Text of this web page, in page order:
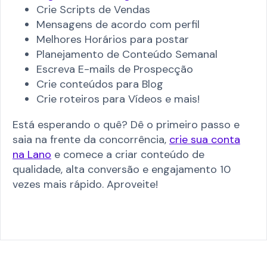
Crie Scripts de Vendas
Mensagens de acordo com perfil
Melhores Horários para postar
Planejamento de Conteúdo Semanal
Escreva E-mails de Prospecção
Crie conteúdos para Blog
Crie roteiros para Vídeos e mais!
Está esperando o quê? Dê o primeiro passo e
saia na frente da concorrência, crie sua conta
na Lano e comece a criar conteúdo de
qualidade, alta conversão e engajamento 10
vezes mais rápido. Aproveite!